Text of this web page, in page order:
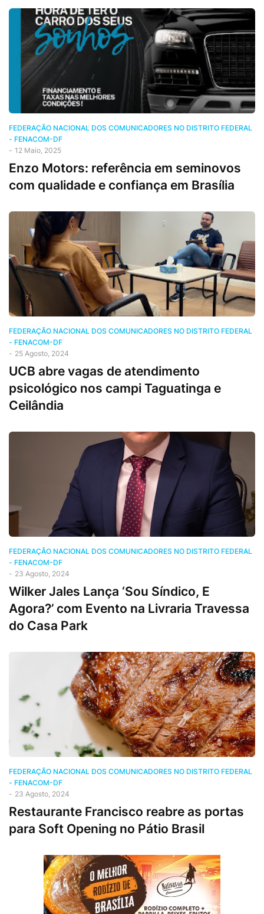
FEDERAÇÃO NACIONAL DOS COMUNICADORES NO DISTRITO FEDERAL
- FENACOM-DF
- 12 Maio, 2025
Enzo Motors: referência em seminovos
com qualidade e confiança em Brasília
FEDERAÇÃO NACIONAL DOS COMUNICADORES NO DISTRITO FEDERAL
- FENACOM-DF
- 25 Agosto, 2024
UCB abre vagas de atendimento
psicológico nos campi Taguatinga e
Ceilândia
FEDERAÇÃO NACIONAL DOS COMUNICADORES NO DISTRITO FEDERAL
- FENACOM-DF
- 23 Agosto, 2024
Wilker Jales Lança ‘Sou Síndico, E
Agora?’ com Evento na Livraria Travessa
do Casa Park
FEDERAÇÃO NACIONAL DOS COMUNICADORES NO DISTRITO FEDERAL
- FENACOM-DF
- 23 Agosto, 2024
Restaurante Francisco reabre as portas
para Soft Opening no Pátio Brasil